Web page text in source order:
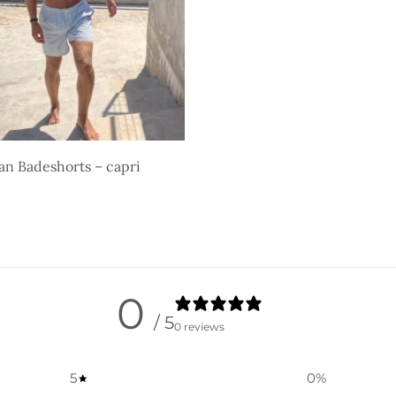
Badeshorts – capri
0 / 50 reviews
5 0%